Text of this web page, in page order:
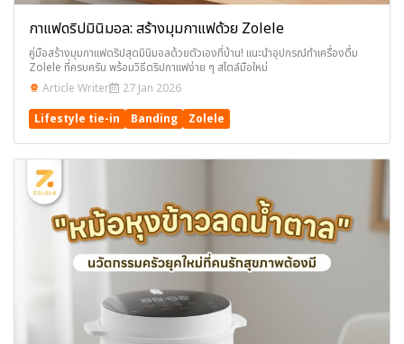
กาแฟดริปมินิมอล: สร้างมุมกาแฟด้วย Zolele
คู่มือสร้างมุมกาแฟดริปสุดมินิมอลด้วยตัวเองที่บ้าน! แนะนำอุปกรณ์ทำเครื่องดื่ม
Zolele ที่ครบครัน พร้อมวิธีดริปกาแฟง่าย ๆ สไตล์มือใหม่
Article Writer
27 Jan 2026
Lifestyle tie-in Banding Zolele